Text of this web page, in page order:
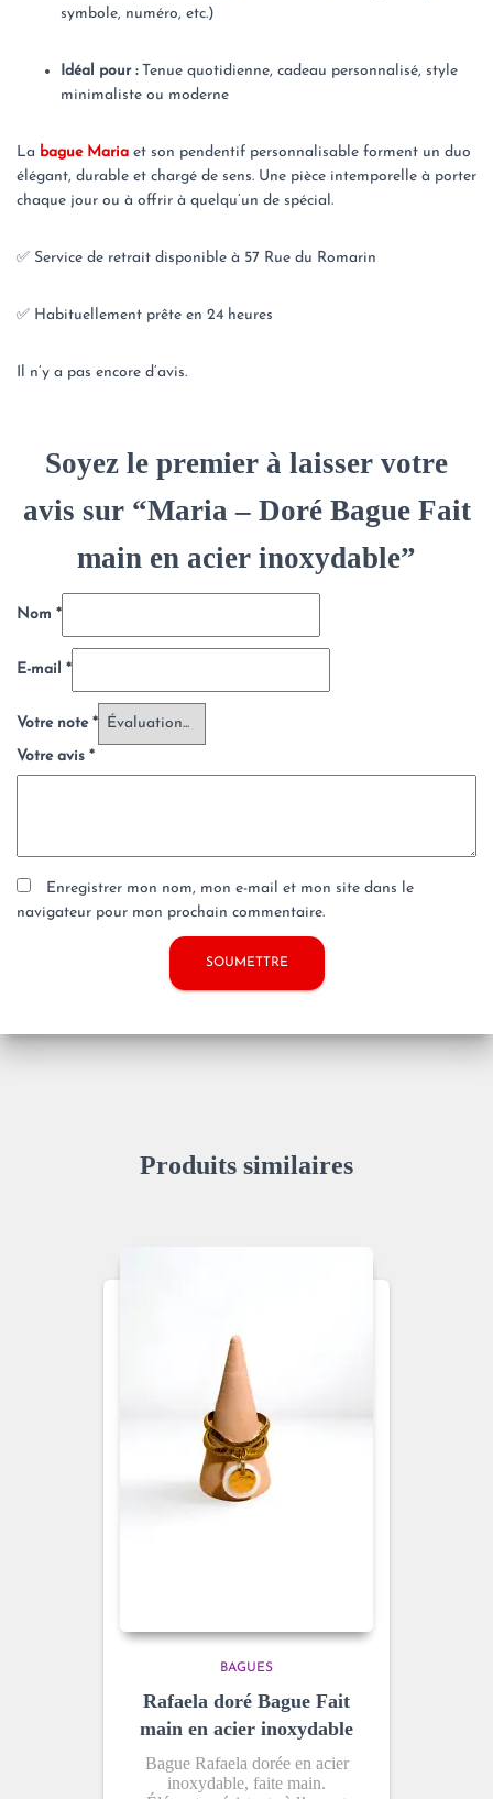
symbole, numéro, etc.)
Idéal pour :Tenue quotidienne, cadeau personnalisé, style
minimaliste ou moderne
La bague Maria et son pendentif personnalisable forment un duo
élégant, durable et chargé de sens. Une pièce intemporelle à porter
chaque jour ou à offrir à quelqu’un de spécial.
✅ Service de retrait disponible à 57 Rue du Romarin
✅ Habituellement prête en 24 heures
Il n’y a pas encore d’avis.
Soyez le premier à laisser votre
avis sur “Maria – Doré Bague Fait
main en acier inoxydable”
Nom *
E-mail *
Votre note *
Votre avis *
Enregistrer mon nom, mon e-mail et mon site dans le
navigateur pour mon prochain commentaire.
Produits similaires
BAGUES
Rafaela doré Bague Fait
main en acier inoxydable
Bague Rafaela dorée en acier
inoxydable, faite main.